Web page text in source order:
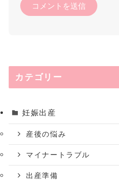
カテゴリー
妊娠出産
産後の悩み
マイナートラブル
出産準備